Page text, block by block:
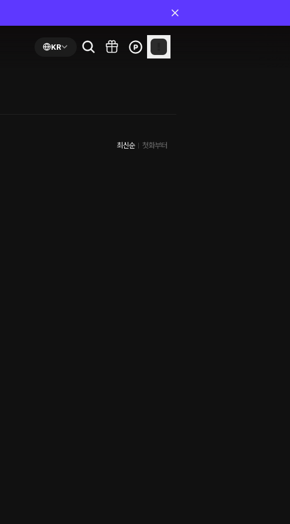
KR
최신순 첫화부터